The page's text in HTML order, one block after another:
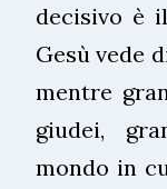
decisivo è
Gesù vede
mentre
giudei,
mondo in